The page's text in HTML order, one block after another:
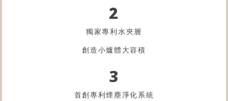
2
獨家專利水夾層
創造小爐體大容積
3
首創專利煙塵淨化系統